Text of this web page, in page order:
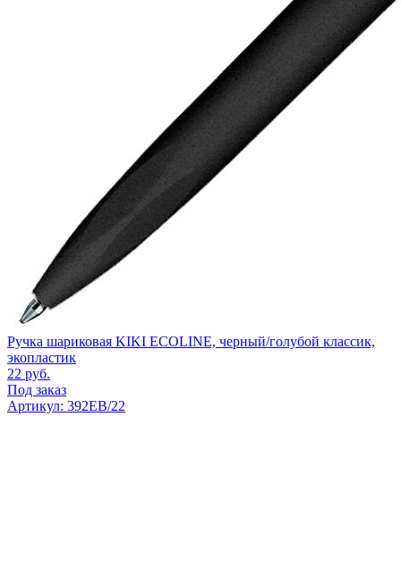
Ручка шариковая KIKI ECOLINE, черный/голубой классик,
экопластик
22 руб.
Под заказ
Артикул: 392EB/22